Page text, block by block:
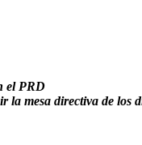
el PRD
la mesa directiva de los